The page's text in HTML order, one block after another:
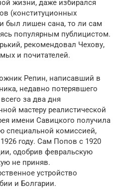
жизни, даже избирался
(конституционных
был лишен сана, то ли сам
популярным публицистом.
рекомендовал Чехову,
и почитателей.
Репин, написавший в
недавно потерявшего
за два дня
мастеру реалистической
имени Савицкого получила
специальной комиссией,
году. Сам Попов с 1920
одобрив февральскую
не приняв.
устройство
и Болгарии.